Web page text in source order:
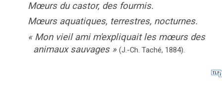
Mœurs du castor, des fourmis.
Mœurs aquatiques, terrestres, nocturnes.
« Mon vieil ami m'expliquait les mœurs des
animaux sauvages » (J.-Ch. Taché, 1884).